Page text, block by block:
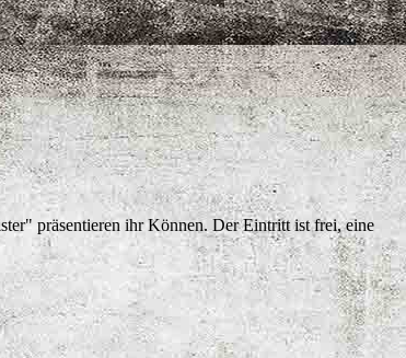
präsentieren ihr Können. Der Eintritt ist frei, eine